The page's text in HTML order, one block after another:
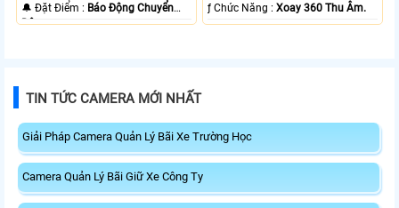
️🔔 Đặt Điểm : Báo Động Chuyển
Động.
️ƒ Chức Năng :Xoay 360 Thu Âm.
TIN TỨC CAMERA MỚI NHẤT
Giải Pháp Camera Quản Lý Bãi Xe Trường Học
Camera Quản Lý Bãi Giữ Xe Công Ty